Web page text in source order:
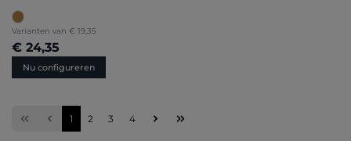
Varianten van € 19,35
€ 24,35
Nu configureren
Pagina
1 Pagina
2 Pagina
3 Pagina
4